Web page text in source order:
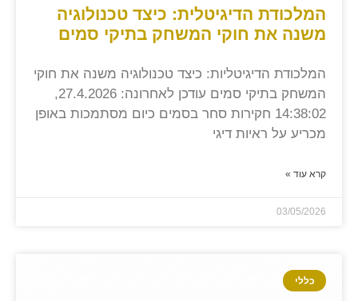
המלכודת הדיגיטלית: כיצד טכנולוגיה
משנה את חוקי המשחק בתיקי סמים
המלכודת הדיגיטליות: כיצד טכנולוגיה משנה את חוקי
המשחק בתיקי סמים עודכן לאחרונה: 27.4.2026,
14:38:02 חקירות סחר בסמים כיום מסתמכות באופן
מכריע על ראיות דיגי
קרא עוד »
03/05/2026
כללי